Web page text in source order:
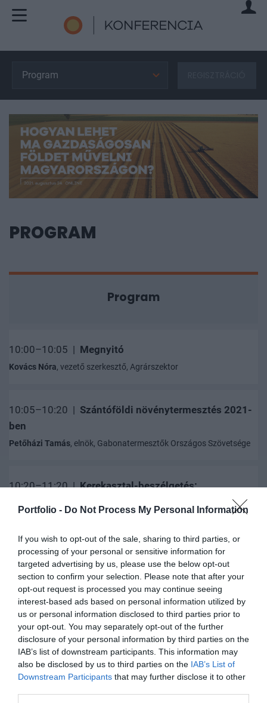
Portfolio - Do Not Process My Personal Information
If you wish to opt-out of the sale, sharing to third parties, or
processing of your personal or sensitive information for
targeted advertising by us, please use the below opt-out
section to confirm your selection. Please note that after your
opt-out request is processed you may continue seeing
interest-based ads based on personal information utilized by
us or personal information disclosed to third parties prior to
your opt-out. You may separately opt-out of the further
disclosure of your personal information by third parties on the
IAB’s list of downstream participants. This information may
also be disclosed by us to third parties on the IAB’s List of
Downstream Participants that may further disclose it to other
Program
PROGRAM
Program
10:00–10:05 | Megnyitó
Kovács Nóra, vezető szerkesztő, Agrárszektor
10:05–10:20 | Szántóföldi növénytermesztés 2021-
ben
Petőházi Tamás, elnök, Gabonatermesztők Országos Szövetsége
10:20–11:20 |Kerekasztal-beszélgetés:
tanulságok egy viszontagságos évben
Horváth Tamás , növényvédelmi szaktanácsadó
Makai Szabolcs , vezérigazgató, Talentis Agro Csoport
Pikó Tímea , elnök, Gabonaszövetség
Szűcs András, főagronómus, Belvárdgyulai Zrt.
KAPCSOLAT
SZERVEZÉS, LEBONYOLÍTÁS, INFORMÁCIÓK
TUSÁK ZITA